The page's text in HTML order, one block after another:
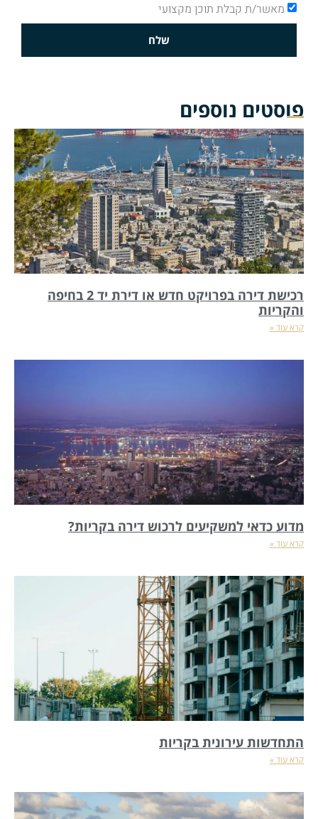
מאשר/ת קבלת תוכן מקצועי
שלח
פוסטים נוספים
רכישת דירה בפרויקט חדש או דירת יד 2 בחיפה
והקריות
קרא עוד »
מדוע כדאי למשקיעים לרכוש דירה בקריות?
קרא עוד »
התחדשות עירונית בקריות
קרא עוד »